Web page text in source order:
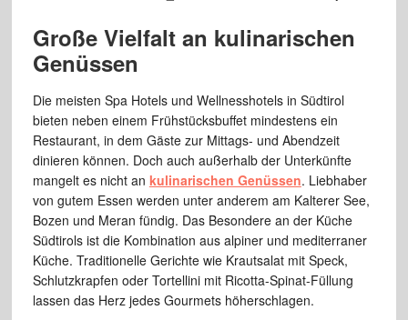
Große Vielfalt an kulinarischen
Genüssen
Die meisten Spa Hotels und Wellnesshotels in Südtirol
bieten neben einem Frühstücksbuffet mindestens ein
Restaurant, in dem Gäste zur Mittags- und Abendzeit
dinieren können. Doch auch außerhalb der Unterkünfte
mangelt es nicht an kulinarischen Genüssen. Liebhaber
von gutem Essen werden unter anderem am Kalterer See,
Bozen und Meran fündig. Das Besondere an der Küche
Südtirols ist die Kombination aus alpiner und mediterraner
Küche. Traditionelle Gerichte wie Krautsalat mit Speck,
Schlutzkrapfen oder Tortellini mit Ricotta-Spinat-Füllung
lassen das Herz jedes Gourmets höherschlagen.